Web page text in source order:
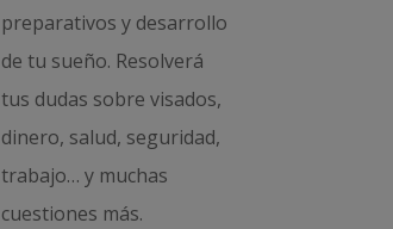
preparativos y desarrollo
de tu sueño. Resolverá
tus dudas sobre visados,
dinero, salud, seguridad,
trabajo… y muchas
cuestiones más.